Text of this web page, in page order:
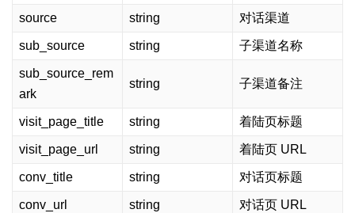
source string 对话渠道
sub_source string 子渠道名称
sub_source_rem
ark
string 子渠道备注
visit_page_title string 着陆页标题
visit_page_url string 着陆页 URL
conv_title string 对话页标题
conv_url string 对话页 URL